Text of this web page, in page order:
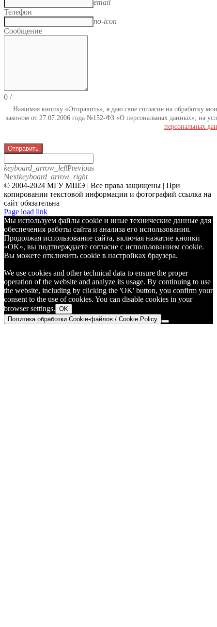
email
Телефон
no-icon
Сообщение
0 /
Нажимая кнопку «Отправить», я даю свое согласие на обработку
законом от 27.07.2006 года №152-ФЗ «О персональных данных», на
персональных
Отправить
keyboard_arrow_leftPrevious
Nextkeyboard_arrow_right
© 2004-2024 МГУ МШЭ | Все права защищены | При
копировании текстовой информации и фотографий ссылка на
сайт обязательна
Telegram
Page load link
Мы используем файлы cookie и иные технические данные для
обеспечения работы сайта и анализа его использования.
Продолжая использование сайта, включая нажатие кнопки
«OK», вы подтверждаете согласие с использованием cookie.
Вы можете отключить cookie в настройках браузера.
We use cookies and other technical data to ensure the proper
operation of the website and analyze its usage. By continuing to use
the website, including by clicking the 'OK' button, you confirm your
consent to the use of cookies. You can disable cookies in your
browser settings. OK
Политика обработки Cookie-файлов / Cookie Policy